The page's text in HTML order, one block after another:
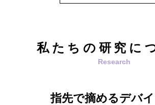
私たちの研究に
指先で摘めるデバ